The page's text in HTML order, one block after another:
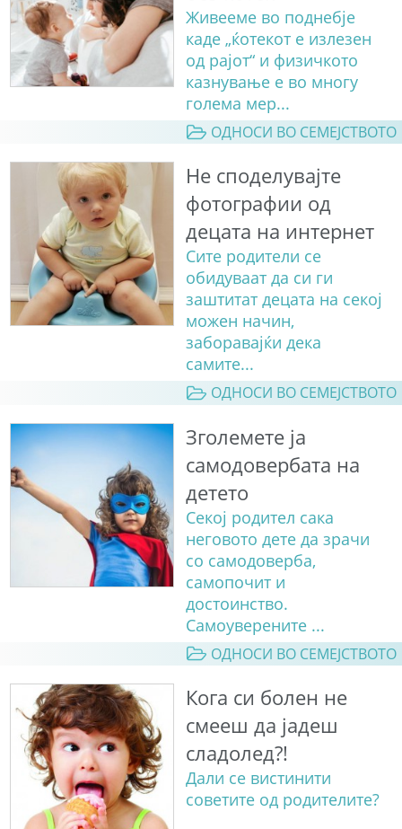
Живееме во поднебје
каде „ќотекот е излезен
од рајот“ и физичкото
казнување е во многу
голема мер...
ОДНОСИ ВО СЕМЕЈСТВОТО
Не споделувајте
фотографии од
децата на интернет
Сите родители се
обидуваат да си ги
заштитат децата на секој
можен начин,
заборавајќи дека
самите...
ОДНОСИ ВО СЕМЕЈСТВОТО
Зголемете ја
самодовербата на
детето
Секој родител сака
неговото дете да зрачи
со самодоверба,
самопочит и
достоинство.
Самоуверените ...
ОДНОСИ ВО СЕМЕЈСТВОТО
Кога си болен не
смееш да јадеш
сладолед?!
Дали се вистинити
советите од родителите?